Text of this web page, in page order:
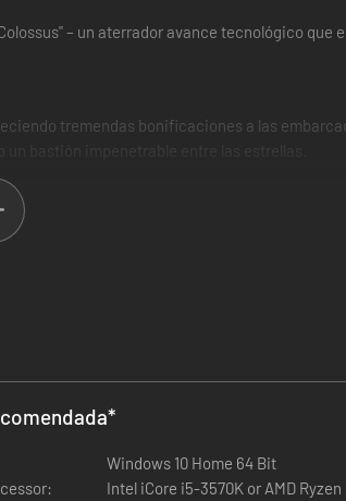
– un aterrador avance tecnológico que
tremendas bonificaciones a las
al límite de la civilización. Contrátalos como
ambiciones de unidad, que proporcionan
de Andreas Waldetoft serán una delicia para
*
Windows 10 Home 64 Bit
Intel iCore i5-3570K or AMD Ryzen